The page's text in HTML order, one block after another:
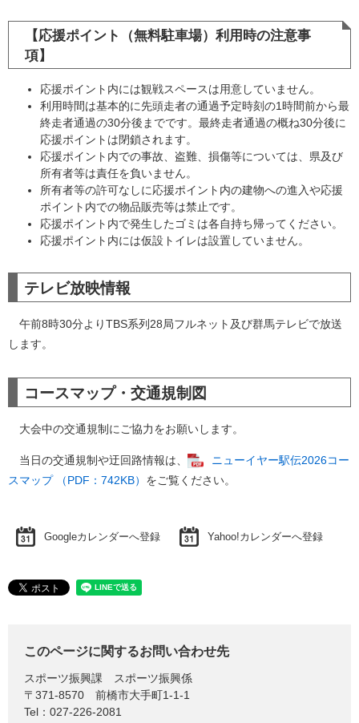
【応援ポイント（無料駐車場）利用時の注意事
項】
応援ポイント内には観戦スペースは用意していません。
利用時間は基本的に先頭走者の通過予定時刻の1時間前から最
終走者通過の30分後までです。最終走者通過の概ね30分後に
応援ポイントは閉鎖されます。
応援ポイント内での事故、盗難、損傷等については、県及び
所有者等は責任を負いません。
所有者等の許可なしに応援ポイント内の建物への進入や応援
ポイント内での物品販売等は禁止です。
応援ポイント内で発生したゴミは各自持ち帰ってください。
応援ポイント内には仮設トイレは設置していません。
テレビ放映情報
午前8時30分よりTBS系列28局フルネット及び群馬テレビで放送
します。
コースマップ・交通規制図
大会中の交通規制にご協力をお願いします。
当日の交通規制や迂回路情報は、
ニューイヤー駅伝2026コー
スマップ （PDF：742KB） をご覧ください。
Googleカレンダーへ登録 Yahoo!カレンダーへ登録
このページに関するお問い合わせ先
スポーツ振興課
スポーツ振興係
〒371-8570
前橋市大手町1-1-1
Tel：027-226-2081